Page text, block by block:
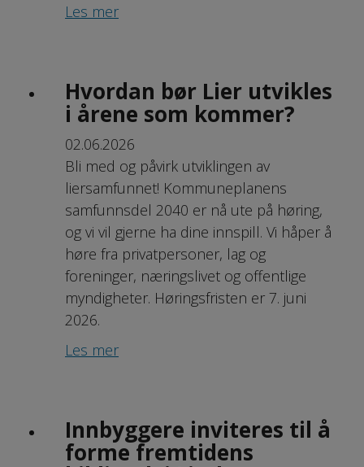
Les mer
Hvordan bør Lier utvikles
i årene som kommer?
02.06.2026
Bli med og påvirk utviklingen av
liersamfunnet! Kommuneplanens
samfunnsdel 2040 er nå ute på høring,
og vi vil gjerne ha dine innspill. Vi håper å
høre fra privatpersoner, lag og
foreninger, næringslivet og offentlige
myndigheter. Høringsfristen er 7. juni
2026.
Les mer
Innbyggere inviteres til å
forme fremtidens